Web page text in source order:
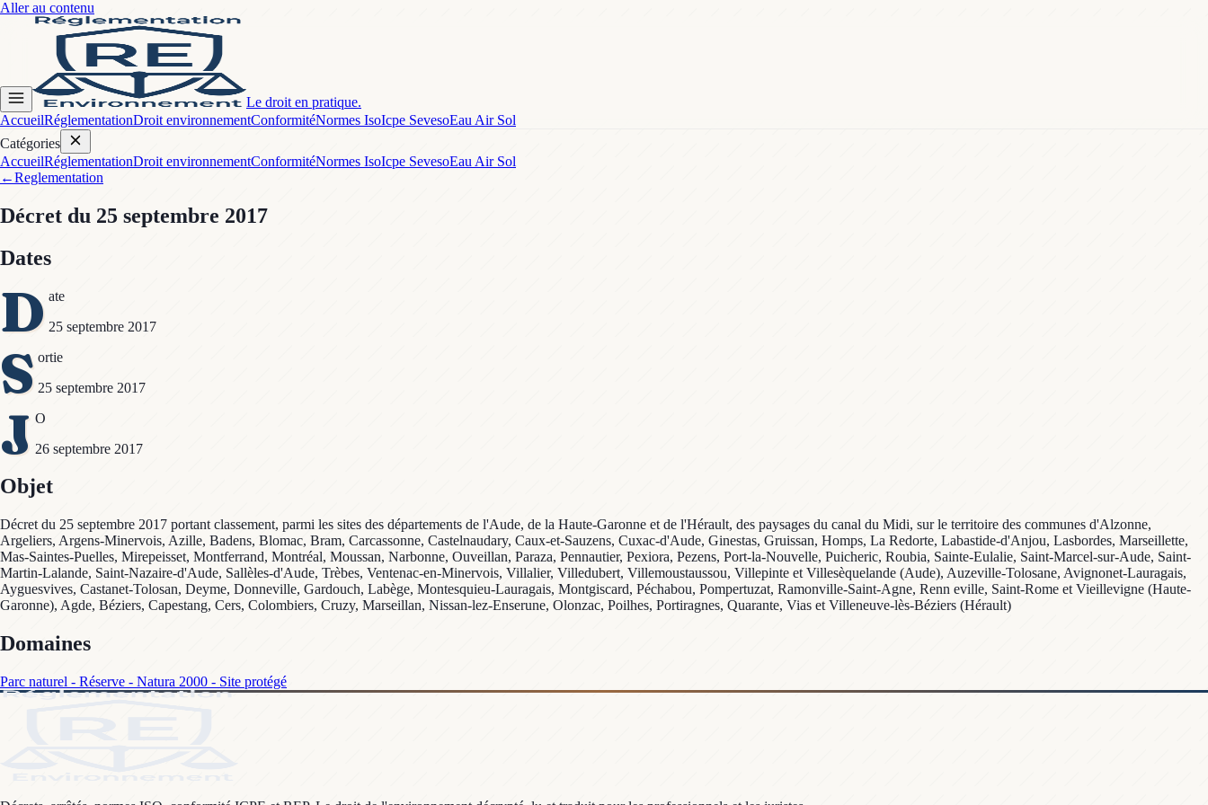
Aller au contenu
Le droit en pratique.
AccueilRéglementationDroit environnementConformitéNormes IsoIcpe SevesoEau Air Sol
Catégories
AccueilRéglementationDroit environnementConformitéNormes IsoIcpe SevesoEau Air Sol
←Reglementation
Décret du 25 septembre 2017
Dates
D ate
25 septembre 2017
S ortie
25 septembre 2017
J O
26 septembre 2017
Objet
Décret du 25 septembre 2017 portant classement, parmi les sites des départements de l'Aude, de la Haute-Garonne et de l'Hérault, des paysages du canal du Midi, sur le territoire des communes d'Alzonne,
Argeliers, Argens-Minervois, Azille, Badens, Blomac, Bram, Carcassonne, Castelnaudary, Caux-et-Sauzens, Cuxac-d'Aude, Ginestas, Gruissan, Homps, La Redorte, Labastide-d'Anjou, Lasbordes, Marseillette,
Mas-Saintes-Puelles, Mirepeisset, Montferrand, Montréal, Moussan, Narbonne, Ouveillan, Paraza, Pennautier, Pexiora, Pezens, Port-la-Nouvelle, Puicheric, Roubia, Sainte-Eulalie, Saint-Marcel-sur-Aude, Saint-
Martin-Lalande, Saint-Nazaire-d'Aude, Sallèles-d'Aude, Trèbes, Ventenac-en-Minervois, Villalier, Villedubert, Villemoustaussou, Villepinte et Villesèquelande (Aude), Auzeville-Tolosane, Avignonet-Lauragais,
Ayguesvives, Castanet-Tolosan, Deyme, Donneville, Gardouch, Labège, Montesquieu-Lauragais, Montgiscard, Péchabou, Pompertuzat, Ramonville-Saint-Agne, Renn eville, Saint-Rome et Vieillevigne (Haute-
Garonne), Agde, Béziers, Capestang, Cers, Colombiers, Cruzy, Marseillan, Nissan-lez-Enserune, Olonzac, Poilhes, Portiragnes, Quarante, Vias et Villeneuve-lès-Béziers (Hérault)
Domaines
Parc naturel - Réserve - Natura 2000 - Site protégé